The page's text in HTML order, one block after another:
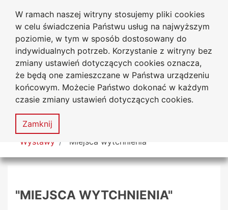
W ramach naszej witryny stosujemy pliki cookies
w celu świadczenia Państwu usług na najwyższym
poziomie, w tym w sposób dostosowany do
indywidualnych potrzeb. Korzystanie z witryny bez
zmiany ustawień dotyczących cookies oznacza,
że będą one zamieszczane w Państwa urządzeniu
końcowym. Możecie Państwo dokonać w każdym
czasie zmiany ustawień dotyczących cookies.
Zamknij
Przejdź do głównego menu
Przejdź do treści
Przejdź do wyszukiwarki
Przejdź do mapy serwisu
Biblioteka Uniwersytecka
Uniwersytetu Jana Długosza
w Częstochowie
Deklaracja
dostępności
Mapa
serwisu
MENU
Tutaj jesteś
Wystawy "Miejsca wytchnienia"
"MIEJSCA WYTCHNIENIA"